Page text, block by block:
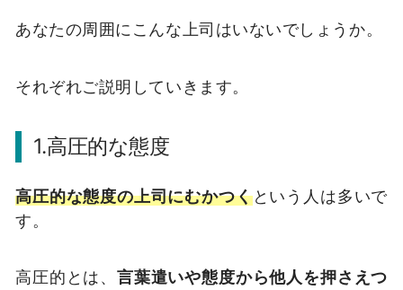
あなたの周囲にこんな上司はいないでしょうか。
それぞれご説明していきます。
1.高圧的な態度
高圧的な態度の上司にむかつくという人は多いで
す。
高圧的とは、 言葉遣いや態度から他人を押さえつ